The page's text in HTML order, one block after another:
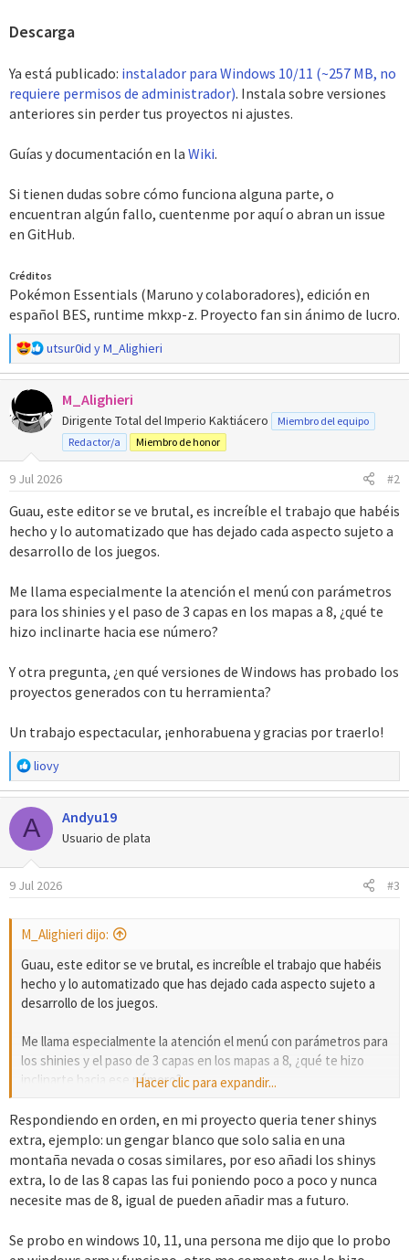
Descarga
Ya está publicado: instalador para Windows 10/11 (~257 MB, no
requiere permisos de administrador). Instala sobre versiones
anteriores sin perder tus proyectos ni ajustes.
Guías y documentación en la Wiki.
Si tienen dudas sobre cómo funciona alguna parte, o
encuentran algún fallo, cuentenme por aquí o abran un issue
en GitHub.
Créditos
Pokémon Essentials (Maruno y colaboradores), edición en
español BES, runtime mkxp-z. Proyecto fan sin ánimo de lucro.
R
e
a
c
c
e
:
utsur0id yM_Alighieri
M_Alighieri
Dirigente Total del Imperio Kaktiácero
Miembro del equipo
Redactor/a
Miembro de honor
9 Jul 2026 #2
Guau, este editor se ve brutal, es increíble el trabajo que habéis
hecho y lo automatizado que has dejado cada aspecto sujeto a
desarrollo de los juegos.
Me llama especialmente la atención el menú con parámetros
para los shinies y el paso de 3 capas en los mapas a 8, ¿qué te
hizo inclinarte hacia ese número?
Y otra pregunta, ¿en qué versiones de Windows has probado los
proyectos generados con tu herramienta?
Un trabajo espectacular, ¡enhorabuena y gracias por traerlo!
R
e
a
c
c
i
o
n
:
liovy
A Andyu19
Usuario de plata
9 Jul 2026 #3
M_Alighieri dijo:
Guau, este editor se ve brutal, es increíble el trabajo que habéis
hecho y lo automatizado que has dejado cada aspecto sujeto a
desarrollo de los juegos.
Me llama especialmente la atención el menú con parámetros para
los shinies y el paso de 3 capas en los mapas a 8, ¿qué te hizo
inclinarte hacia ese número?
Y otra pregunta, ¿en qué versiones de Windows has probado los
proyectos generados con tu herramienta?
Un trabajo espectacular, ¡enhorabuena y gracias por traerlo!
Hacer clic para expandir...
Respondiendo en orden, en mi proyecto queria tener shinys
extra, ejemplo: un gengar blanco que solo salia en una
montaña nevada o cosas similares, por eso añadi los shinys
extra, lo de las 8 capas las fui poniendo poco a poco y nunca
necesite mas de 8, igual de pueden añadir mas a futuro.
Se probo en windows 10, 11, una persona me dijo que lo probo